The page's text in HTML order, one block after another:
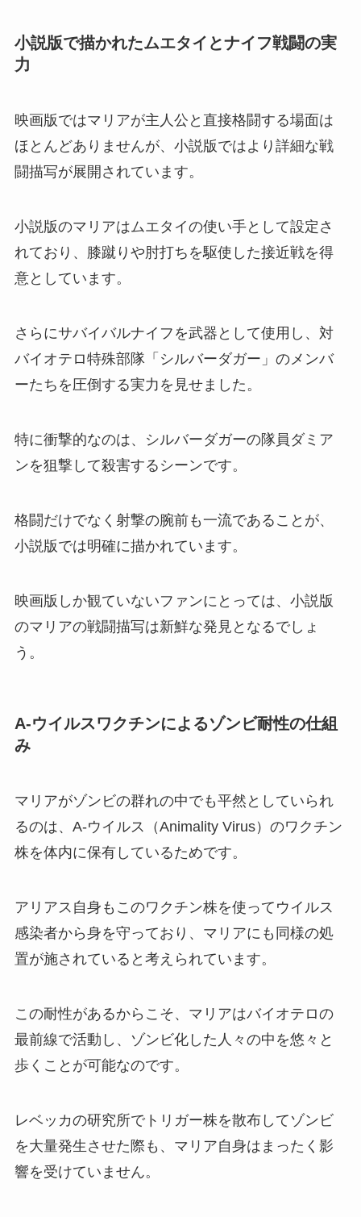
小説版で描かれたムエタイとナイフ戦闘の実
力
映画版ではマリアが主人公と直接格闘する場面は
ほとんどありませんが、小説版ではより詳細な戦
闘描写が展開されています。
小説版のマリアはムエタイの使い手として設定さ
れており、膝蹴りや肘打ちを駆使した接近戦を得
意としています。
さらにサバイバルナイフを武器として使用し、対
バイオテロ特殊部隊「シルバーダガー」のメンバ
ーたちを圧倒する実力を見せました。
特に衝撃的なのは、シルバーダガーの隊員ダミア
ンを狙撃して殺害するシーンです。
格闘だけでなく射撃の腕前も一流であることが、
小説版では明確に描かれています。
映画版しか観ていないファンにとっては、小説版
のマリアの戦闘描写は新鮮な発見となるでしょ
う。
A-ウイルスワクチンによるゾンビ耐性の仕組
み
マリアがゾンビの群れの中でも平然としていられ
るのは、A-ウイルス（Animality Virus）のワクチン
株を体内に保有しているためです。
アリアス自身もこのワクチン株を使ってウイルス
感染者から身を守っており、マリアにも同様の処
置が施されていると考えられています。
この耐性があるからこそ、マリアはバイオテロの
最前線で活動し、ゾンビ化した人々の中を悠々と
歩くことが可能なのです。
レベッカの研究所でトリガー株を散布してゾンビ
を大量発生させた際も、マリア自身はまったく影
響を受けていません。